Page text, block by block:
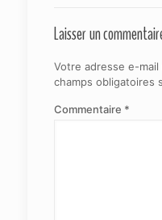
Laisser un
Votre adresse e-
champs obligatoires
Commentaire *